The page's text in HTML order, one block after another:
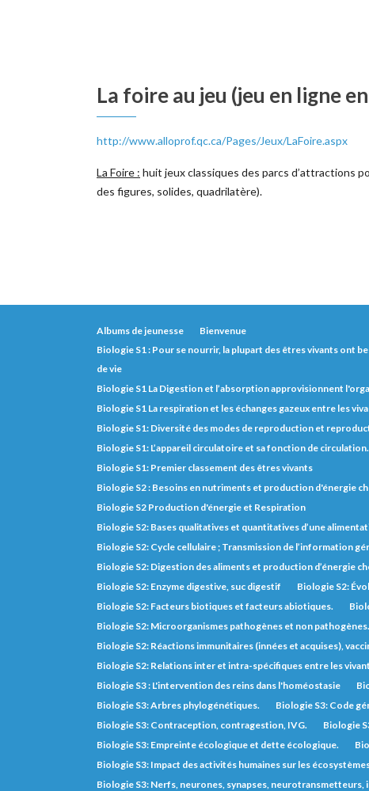
La foire au jeu (jeu en ligne
http://www.alloprof.qc.ca/Pages/Jeux/LaFoire.aspx
La Foire : huit jeux classiques des parcs d’attractions
des figures, solides, quadrilatère).
Albums de jeunesse
Bienvenue
Biologie S1 : Pour se nourrir, la plupart des êtres vivants ont
de vie
Biologie S1 La Digestion et l’absorption approvisionnent
Biologie S1 La respiration et les échanges gazeux entre les
Biologie S1: Diversité des modes de reproduction et
Biologie S1: L’appareil circulatoire et sa fonction de circulation.
Biologie S1: Premier classement des êtres vivants
Biologie S2 : Besoins en nutriments et production d'énergie
Biologie S2 Production d'énergie et Respiration
Biologie S2: Bases qualitatives et quantitatives d’une
Biologie S2: Cycle cellulaire ; Transmission de l’information
Biologie S2: Digestion des aliments et production d’énergie
Biologie S2: Enzyme digestive, suc digestif
Biologie S2:
Biologie S2: Facteurs biotiques et facteurs abiotiques.
Biologie S2: Microorganismes pathogènes et non pathogènes.
Biologie S2: Réactions immunitaires (innées et acquises),
Biologie S2: Relations inter et intra-spécifiques entre les
Biologie S3 : L'intervention des reins dans l'homéostasie
Biologie S3: Arbres phylogénétiques.
Biologie S3: Code
Biologie S3: Contraception, contragestion, IVG.
Biologie
Biologie S3: Empreinte écologique et dette écologique.
Biologie S3: Impact des activités humaines sur les
Biologie S3: Nerfs, neurones, synapses, neurotransmetteurs,